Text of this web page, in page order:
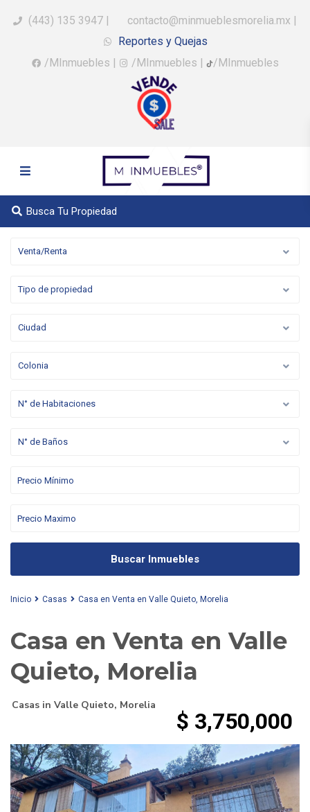
(443) 135 3947 | contacto@minmueblesmorelia.mx |
Reportes y Quejas
/MInmuebles | /MInmuebles | /MInmuebles
Busca Tu Propiedad
Venta/Renta
Tipo de propiedad
Ciudad
Colonia
N° de Habitaciones
N° de Baños
Buscar Inmuebles
Inicio Casas Casa en Venta en Valle Quieto, Morelia
Casa en Venta en Valle
Quieto, Morelia
Casas in Valle Quieto, Morelia
$ 3,750,000